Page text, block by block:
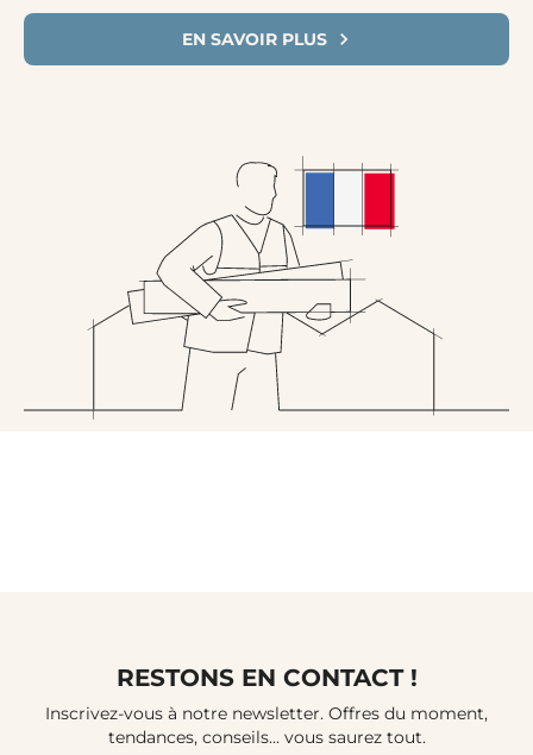
EN SAVOIR PLUS
RESTONS EN CONTACT !
Inscrivez-vous à notre newsletter. Offres du moment,
tendances, conseils... vous saurez tout.